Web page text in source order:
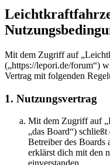
Mit dem Zugriff auf
(„https://lepori.de/forum“)
Vertrag mit folgenden
1. Nutzungsvertrag
Mit dem Zugriff auf
„das Board“)
Betreiber des Boards
erklärst dich mit den